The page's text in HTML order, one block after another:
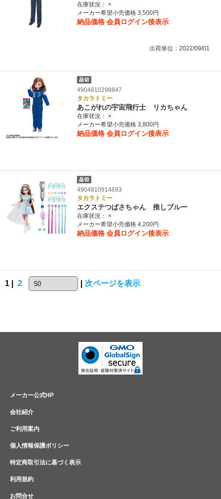
在庫状況：
×
メーカー希望小売価格 3,500円
納品価格 会員ログイン後表示
出荷単位：2022/09/01
4904810298847
タカラトミー
あこがれの宇宙飛行士 リカちゃん
在庫状況：
×
メーカー希望小売価格 3,800円
納品価格 会員ログイン後表示
4904810914693
タカラトミー
エクステつばさちゃん 推しブルー
在庫状況：
×
メーカー希望小売価格 4,200円
納品価格 会員ログイン後表示
1 | 2 次ページを表示
メーカー公式HP
会社紹介
ご利用案内
個人情報保護ポリシー
特定商取引法に基づく表示
利用規約
お問合せ